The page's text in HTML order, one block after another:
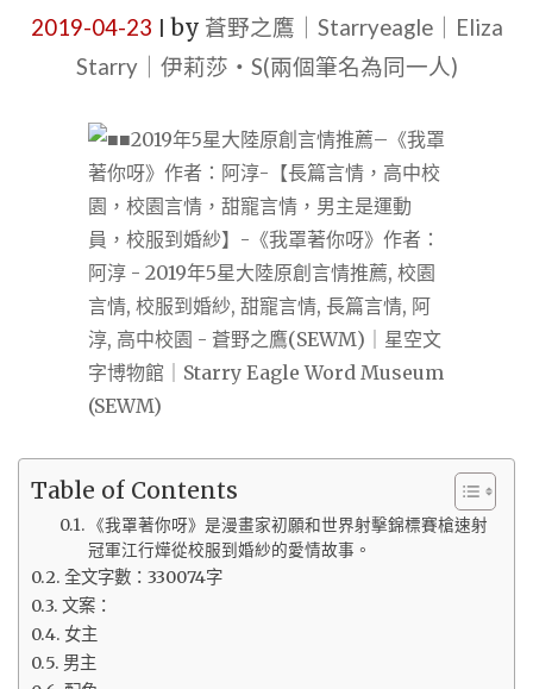
2019-04-23 by 蒼野之鷹｜Starryeagle｜Eliza
Starry｜伊莉莎・S(兩個筆名為同一人)
Table of Contents
《我罩著你呀》是漫畫家初願和世界射擊錦標賽槍速射
冠軍江行燁從校服到婚紗的愛情故事。
全文字數：330074字
文案：
女主
男主